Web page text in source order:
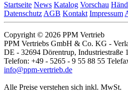
Startseite News Katalog Vorschau
Datenschutz AGB Kontakt Impressum
Copyright © 2026 PPM Vertrieb
PPM Vertriebs GmbH & Co. KG -
DE - 32694 Dörentrup, Industriestraße
Telefon: +49 - 5265 - 9 55 88 55
info@ppm-vertrieb.de
Alle Preise verstehen sich inkl. MwSt.